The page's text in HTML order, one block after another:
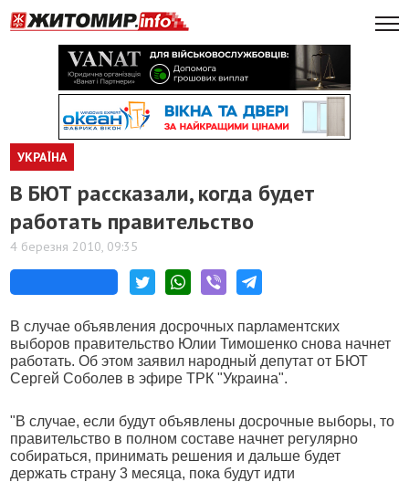
УКРАЇНА
В БЮТ рассказали, когда будет
работать правительство
4 березня 2010, 09:35
В случае объявления досрочных парламентских
выборов правительство Юлии Тимошенко снова начнет
работать. Об этом заявил народный депутат от БЮТ
Сергей Соболев в эфире ТРК "Украина".
"В случае, если будут объявлены досрочные выборы, то
правительство в полном составе начнет регулярно
собираться, принимать решения и дальше будет
держать страну 3 месяца, пока будут идти